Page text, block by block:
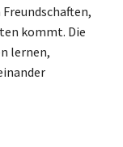
kommt. Die
lernen,